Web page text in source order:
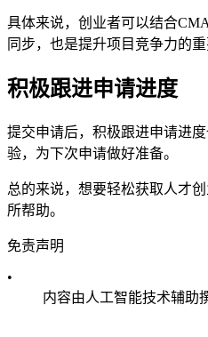
具体来说，创业者可以结合
同步，也是提升项目竞争力的重
积极跟进申请进度
提交申请后，积极跟进申请进
验，为下次申请做好准备。
总的来说，想要轻松获取人才
所帮助。
免责声明
•
内容由人工智能技术辅助